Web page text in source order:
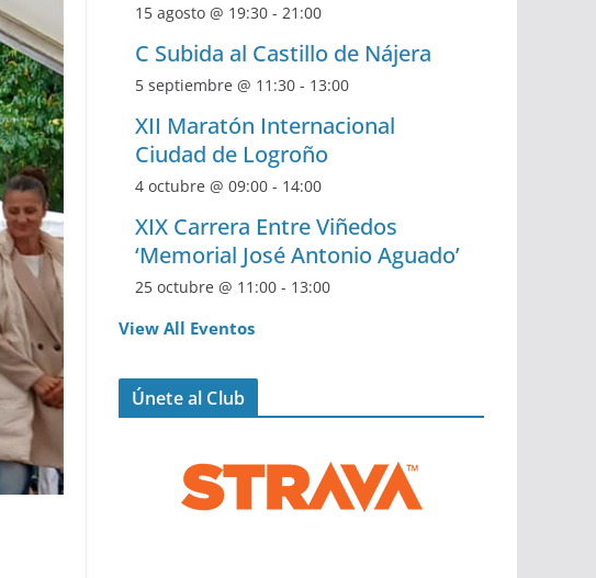
15 agosto @ 19:30 - 21:00
C Subida al Castillo de Nájera
5 septiembre @ 11:30 - 13:00
XII Maratón Internacional
Ciudad de Logroño
4 octubre @ 09:00 - 14:00
XIX Carrera Entre Viñedos
‘Memorial José Antonio Aguado’
25 octubre @ 11:00 - 13:00
View All Eventos
Únete al Club